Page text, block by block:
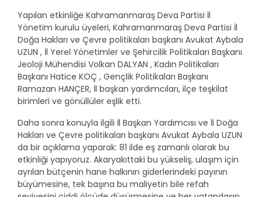
Yapılan etkinliğe Kahramanmaraş Deva Partisi İl
Yönetim kurulu üyeleri, Kahramanmaraş Deva Partisi İl
Doğa Hakları ve Çevre politikaları başkanı Avukat Aybala
UZUN , İl Yerel Yönetimler ve Şehircilik Politikaları Başkanı
Jeoloji Mühendisi Volkan DALYAN , Kadın Politikaları
Başkanı Hatice KOÇ , Gençlik Politikaları Başkanı
Ramazan HANÇER, İl başkan yardımcıları, ilçe teşkilat
birimleri ve gönüllüler eşlik etti.
Daha sonra konuyla ilgili İl Başkan Yardımcısı ve İl Doğa
Hakları ve Çevre politikaları başkanı Avukat Aybala UZUN
da bir açıklama yaparak: 81 ilde eş zamanlı olarak bu
etkinliği yapıyoruz. Akaryakıttaki bu yükseliş, ulaşım için
ayrılan bütçenin hane halkının giderlerindeki payının
büyümesine, tek başına bu maliyetin bile refah